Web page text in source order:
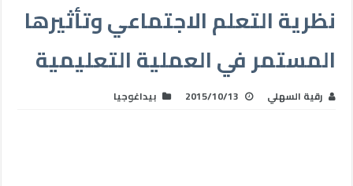
نظرية التعلم الاجتماعي وتأثيرها
المستمر في العملية التعليمية
رقية السهلي 2015/10/13 بيداغوجيا